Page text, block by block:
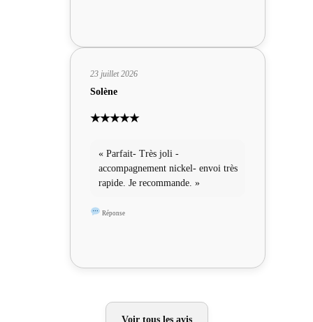
23 juillet 2026
Solène
★★★★★
« Parfait- Très joli -
accompagnement nickel- envoi très
rapide. Je recommande. »
Réponse
Voir tous les avis